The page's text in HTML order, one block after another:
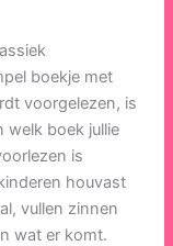
boekje met
voorgelezen, is
welk boek jullie
is
houvast
vullen zinnen
wat er komt.